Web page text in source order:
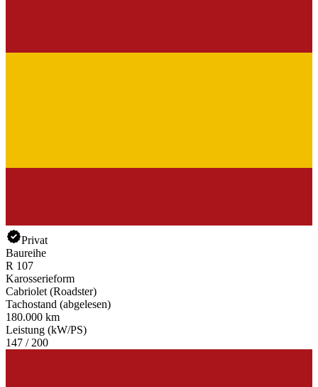
Privat
Baureihe
R 107
Karosserieform
Cabriolet (Roadster)
Tachostand (abgelesen)
180.000 km
Leistung (kW/PS)
147 / 200